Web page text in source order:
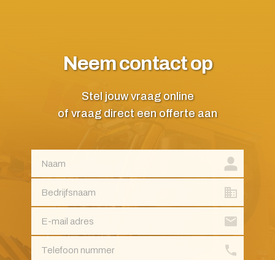
Neem contact op
Stel jouw vraag online
of vraag direct een offerte aan